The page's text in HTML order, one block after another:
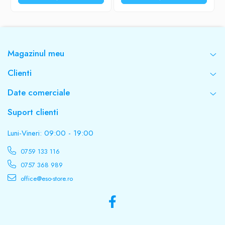
50 Hz
Dimensiuni ( L x l x î )
Greutate
Magazinul meu
Clienti
Date comerciale
Suport clienti
Luni-Vineri: 09:00 - 19:00
0759 133 116
0757 368 989
office@eso-store.ro